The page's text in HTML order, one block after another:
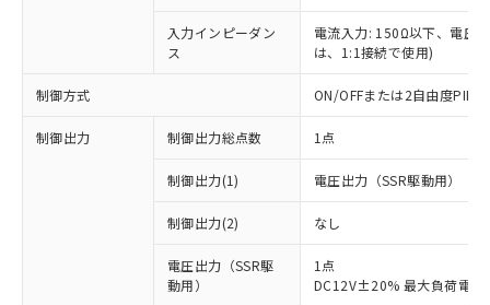
入力インピーダン
ス
電流入力: 150Ω以下、電圧
は、1:1接続で使用)
制御方式 ON/OFFまたは2自由度PID
制御出力 制御出力総点数 1点
制御出力(1) 電圧出力（SSR駆動用）
制御出力(2) なし
電圧出力（SSR駆
動用）
1点
DC12V±20% 最大負荷電流